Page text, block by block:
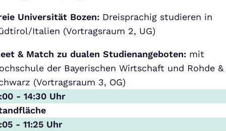
Universität Bozen: Dreisprachig studieren in
Italien (Vortragsraum 2, UG)
& Match zu dualen Studienangeboten: mit
der Bayerischen Wirtschaft und Rohde &
(Vortragsraum 3, OG)
- 14:30 Uhr
- 11:25 Uhr